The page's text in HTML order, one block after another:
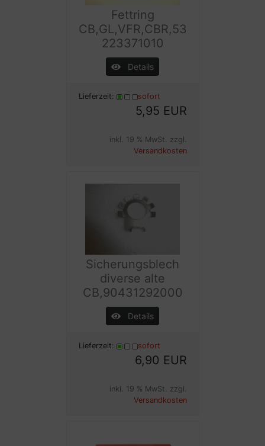
Fettring
CB,GL,VFR,CBR,53
223371010
Details
Lieferzeit: sofort
5,95 EUR
inkl. 19 % MwSt. zzgl.
Versandkosten
Sicherungsblech
diverse alte
CB,90431292000
Details
Lieferzeit: sofort
6,90 EUR
inkl. 19 % MwSt. zzgl.
Versandkosten